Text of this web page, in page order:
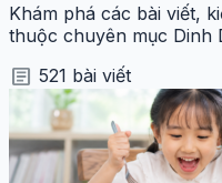
Khám phá các bài viết,
thuộc chuyên mục Dinh
article 521 bài viết